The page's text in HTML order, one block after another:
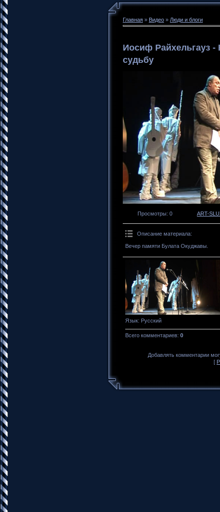
Главная » Видео » Люди и блоги
Иосиф Райхельгауз
судьбу
Просмотры: 0 ART-
Описание материала:
Вечер памяти Булата Окуджавы.
Язык: Русский
Всего комментариев: 0
Добавлять комментарии
[